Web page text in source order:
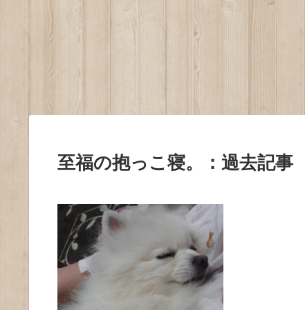
至福の抱っこ寝。：過去記事